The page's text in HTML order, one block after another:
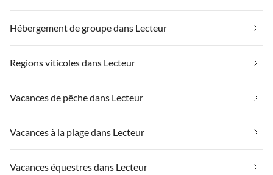
Hébergement de groupe dans Lecteur
Regions viticoles dans Lecteur
Vacances de pêche dans Lecteur
Vacances à la plage dans Lecteur
Vacances équestres dans Lecteur